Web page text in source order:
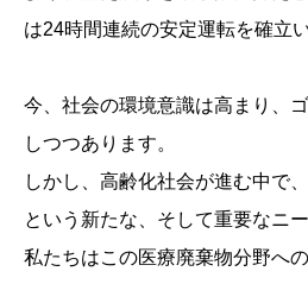
は24時間連続の安定運転を確立
今、社会の環境意識は高まり、
しつつあります。
しかし、高齢化社会が進む中で
という新たな、そして重要なニ
私たちはこの医療廃棄物分野へ